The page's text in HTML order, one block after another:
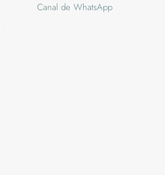
Canal de WhatsApp